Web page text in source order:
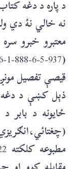
د پاره د دغه
نه خالي نۀ دي
معتبرو خبرو
(
937-5-6-888-1-6
قيصې تفصيل
ذېل کښې د
ځايونه د بابر
مطبوعه کلکته